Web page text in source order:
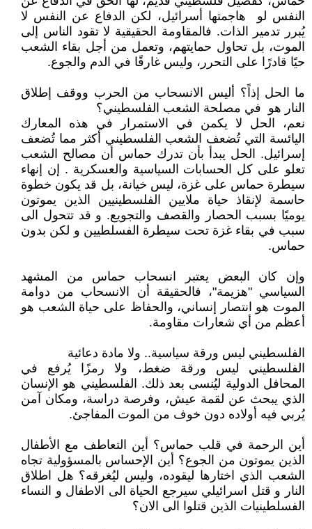
النفس لو هاجمتها أسرائيل، لكن الدفاع عن النفس لا
يُبرر تدمير الذات. فالمقاومة الحقيقية لا تقود الناس إلى
الموت، بل تحاول حمايتهم، وتعمل من أجل بقاء الشعب
حيًا قادرًا على التحرر، وليس غارقًا في الدم والجوع.
ما الحل إذاً؟ أليس الانسحاب من الحرب ووقف إطلاق
النار هو في مصلحة الشعب الفلسطيني؟
نعم، الحل لا يكمن في الاستمرار في هذه المعارك
اليائسة التي تُضعف الشعب الفلسطيني أكثر مما تُضعف
إسرائيل. الحل يبدأ بأن تدرك حماس أن مصالح الشعب
تعلو على كل الحسابات السياسية والعسكرية . إن إنهاء
سيطرة حماس على غزة، ليس خيانة، بل قد يكون خطوة
حاسمة لإنقاذ حياة ملايين الفلسطينيين الذين يموتون
يوميًا بسبب الحصار والقصف والتجويع. و قد تتحول الى
سبب في بقاء غزة تحت سيطرة الفسلطيين و لكن بدون
حماس.
وإن كان البعض يعتبر انسحاب حماس من المشهد
السياسي "هزيمة"، فالحقيقة أن الانسحاب من دوامة
الموت هو انتصار إنساني، والحفاظ على حياة الشعب هو
أعظم من أي شعارات مقاومة.
الفلسطيني ليس ورقة سياسية.. ولا مادة دعائية
الفلسطيني ليس ورقة ضغط، ولا رمزًا يُرفع في
المحافل الدولية ليُنسى بعد ذلك. الفلسطيني هو الإنسان
الذي يبحث عن لقمة عيش، وفرصة دراسة، ومكان آمن
يُربي فيه أولاده دون خوف من الموت المفاجئ.
أين الرحمة في قلب حماس؟ أين التعاطف مع الأطفال
الذين يموتون من الجوع؟ أين الإحساس بالمسؤولية تجاه
الشعب الذي اختارها ليقوده، وليس ليُغرقه؟ هل اطلاق
النار و قتل اسرائيلي سيرجع الحياة الى الاطفال و النساء
الفسلطينيات الذين قتلوا الى الان؟